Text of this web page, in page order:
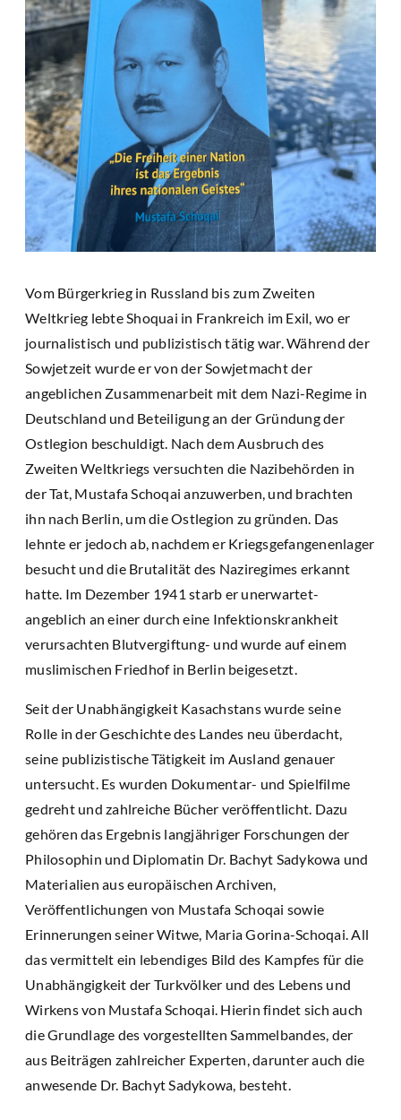
Vom Bürgerkrieg in Russland bis zum Zweiten
Weltkrieg lebte Shoquai in Frankreich im Exil, wo er
journalistisch und publizistisch tätig war. Während der
Sowjetzeit wurde er von der Sowjetmacht der
angeblichen Zusammenarbeit mit dem Nazi-Regime in
Deutschland und Beteiligung an der Gründung der
Ostlegion beschuldigt. Nach dem Ausbruch des
Zweiten Weltkriegs versuchten die Nazibehörden in
der Tat, Mustafa Schoqai anzuwerben, und brachten
ihn nach Berlin, um die Ostlegion zu gründen. Das
lehnte er jedoch ab, nachdem er Kriegsgefangenenlager
besucht und die Brutalität des Naziregimes erkannt
hatte. Im Dezember 1941 starb er unerwartet-
angeblich an einer durch eine Infektionskrankheit
verursachten Blutvergiftung- und wurde auf einem
muslimischen Friedhof in Berlin beigesetzt.
Seit der Unabhängigkeit Kasachstans wurde seine
Rolle in der Geschichte des Landes neu überdacht,
seine publizistische Tätigkeit im Ausland genauer
untersucht. Es wurden Dokumentar- und Spielfilme
gedreht und zahlreiche Bücher veröffentlicht. Dazu
gehören das Ergebnis langjähriger Forschungen der
Philosophin und Diplomatin Dr. Bachyt Sadykowa und
Materialien aus europäischen Archiven,
Veröffentlichungen von Mustafa Schoqai sowie
Erinnerungen seiner Witwe, Maria Gorina-Schoqai. All
das vermittelt ein lebendiges Bild des Kampfes für die
Unabhängigkeit der Turkvölker und des Lebens und
Wirkens von Mustafa Schoqai. Hierin findet sich auch
die Grundlage des vorgestellten Sammelbandes, der
aus Beiträgen zahlreicher Experten, darunter auch die
anwesende Dr. Bachyt Sadykowa, besteht.